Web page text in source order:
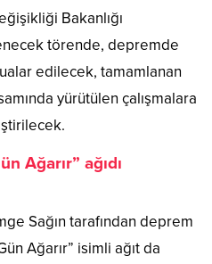
Bakanlığı
törende, depremde
edilecek, tamamlanan
yürütülen çalışmalara
Ağarır” ağıdı
Sağın tarafından deprem
Ağarır” isimli ağıt da